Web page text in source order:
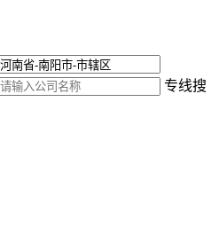
专线搜